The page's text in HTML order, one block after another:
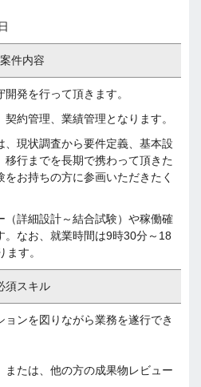
案件内容
発を行って頂きます。
約管理、業績管理となります。
、現状調査から要件定義、基本設
移行までを長期で携わって頂きた
お持ちの方に参画いただきたく
（詳細設計～結合試験）や稼働確
。なお、就業時間は9時30分～18
す。
須スキル
ョンを図りながら業務を遂行でき
たは、他の方の成果物レビュー